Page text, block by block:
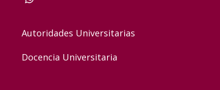
Autoridades Universitarias
Docencia Universitaria